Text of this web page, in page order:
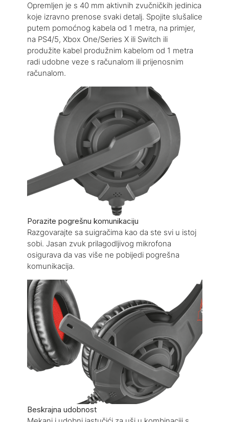
Opremljen je s 40 mm aktivnih zvučničkih jedinica
koje izravno prenose svaki detalj. Spojite slušalice
putem pomoćnog kabela od 1 metra, na primjer,
na PS4/5, Xbox One/Series X ili Switch ili
produžite kabel produžnim kabelom od 1 metra
radi udobne veze s računalom ili prijenosnim
računalom.
Porazite pogrešnu komunikaciju
Razgovarajte sa suigračima kao da ste svi u istoj
sobi. Jasan zvuk prilagodljivog mikrofona
osigurava da vas više ne pobijedi pogrešna
komunikacija.
Beskrajna udobnost